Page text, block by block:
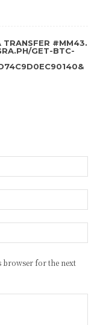
TRANSFER #MM43.
GET-BTC-
browser for the next